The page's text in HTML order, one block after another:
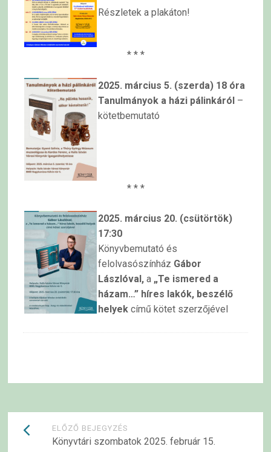
Részletek a plakáton!
* * *
2025. március 5. (szerda) 18 óra
Tanulmányok a házi pálinkáról –
kötetbemutató
* * *
2025. március 20. (csütörtök)
17:30
Könyvbemutató és
felolvasószínház Gábor
Lászlóval, a „Te ismered a
házam…” híres lakók, beszélő
helyek című kötet szerzőjével
Bejegyzések
navigációja
ELŐZŐ BEJEGYZÉS
Könyvtári szombatok 2025. február 15.